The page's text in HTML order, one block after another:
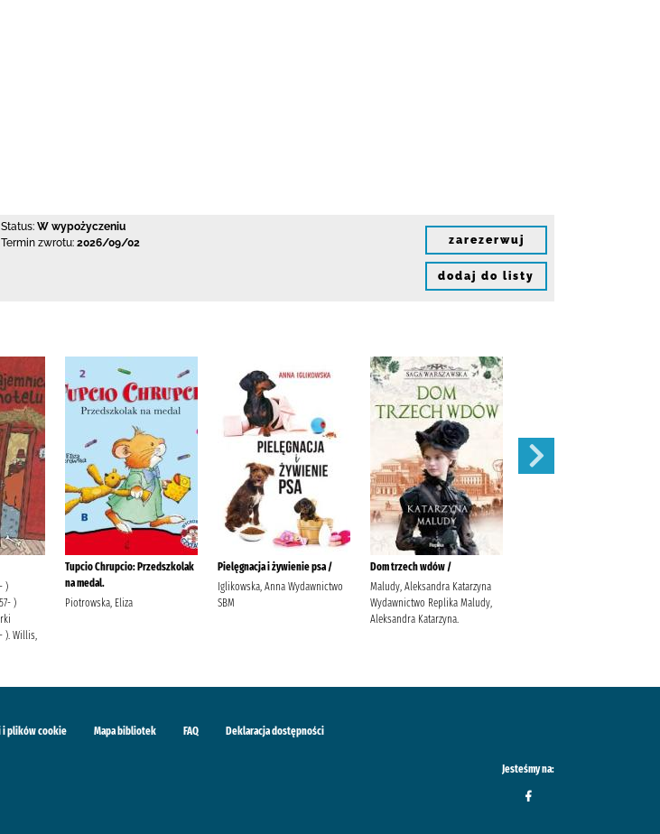
Status: W wypożyczeniu
Termin zwrotu: 2026/09/02 zarezerwuj
dodaj do listy
)
)
). Willis,
Tupcio Chrupcio: Przedszkolak
na medal.
Piotrowska, Eliza
Pielęgnacja i żywienie psa /
Iglikowska, Anna Wydawnictwo
SBM
Dom trzech wdów /
Maludy, Aleksandra Katarzyna
Wydawnictwo Replika Maludy,
Aleksandra Katarzyna.
i plików cookie Mapa bibliotek FAQ Deklaracja dostępności
Jesteśmy na: